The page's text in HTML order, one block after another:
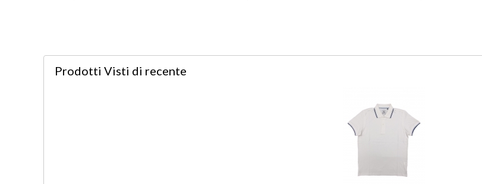
Prodotti Visti di recente